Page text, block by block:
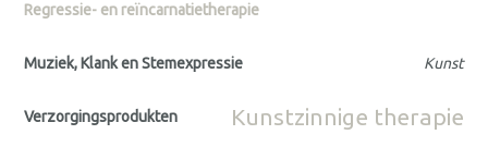
Regressie- en reïncarnatietherapie
Muziek, Klank en Stemexpressie Kunst
Verzorgingsprodukten Kunstzinnige therapie